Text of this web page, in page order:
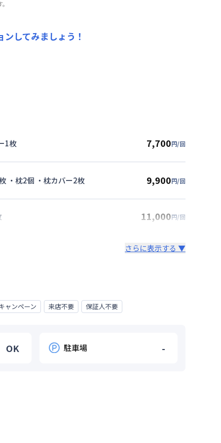
してみましょう！
1枚 7,700円/回
・枕2個 ・枕カバー2枚 9,900円/回
11,000円/回
さらに表示する ▼
ャンペーン 来店不要 保証人不要
OK 駐車場 -